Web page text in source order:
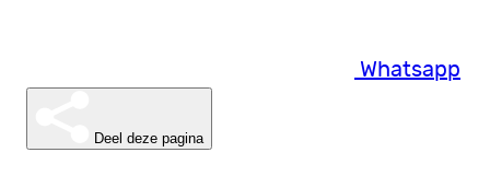
Whatsapp
Deel deze pagina